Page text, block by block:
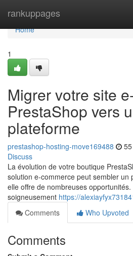
rankuppages
Home
Home
1
Migrer votre site
PrestaShop vers
plateforme
prestashop-hosting-move169488
Discuss
La évolution de votre boutique
solution e-commerce peut sembler un
elle offre de nombreuses
soigneusement https://
Comments
Who Upvoted
Comments